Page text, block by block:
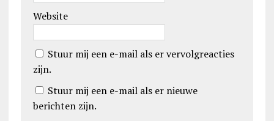
Website
Stuur mij een e-mail als er vervolgreacties
zijn.
Stuur mij een e-mail als er nieuwe
berichten zijn.